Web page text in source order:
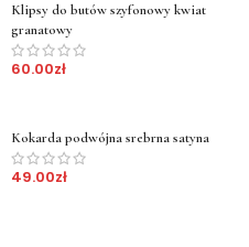
Klipsy do butów szyfonowy kwiat
granatowy
60.00zł
Kokarda podwójna srebrna satyna
49.00zł